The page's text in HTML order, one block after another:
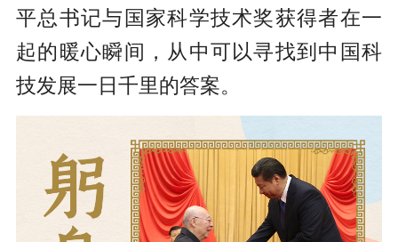
平总书记与国家科学技术奖获得者在一
起的暖心瞬间，从中可以寻找到中国科
技发展一日千里的答案。